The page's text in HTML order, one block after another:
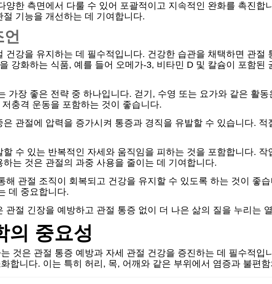
한 측면에서 다룰 수 있어 포괄적이고 지속적인 완화를 촉진
기능을 개선하는 데 기여합니다.
언
강을 유지하는 데 필수적입니다. 건강한 습관을 채택하면 관절
강화하는 식품, 예를 들어 오메가-3, 비타민 D 및 칼슘이 포함된
가장 좋은 전략 중 하나입니다. 걷기, 수영 또는 요가와 같은 활
충격 운동을 포함하는 것이 좋습니다.
관절에 압력을 증가시켜 통증과 경직을 유발할 수 있습니다.
수 있는 반복적인 자세와 움직임을 피하는 것을 포함합니다.
는 것은 관절의 과중 사용을 줄이는 데 기여합니다.
관절 조직이 회복되고 건강을 유지할 수 있도록 하는 것이 좋
데 중요합니다.
절 긴장을 예방하고 관절 통증 없이 더 나은 삶의 질을 누리는
의 중요성
것은 관절 통증 예방과 자세 관절 건강을 증진하는 데 필수적입
합니다. 이는 특히 허리, 목, 어깨와 같은 부위에서 염증과 불편